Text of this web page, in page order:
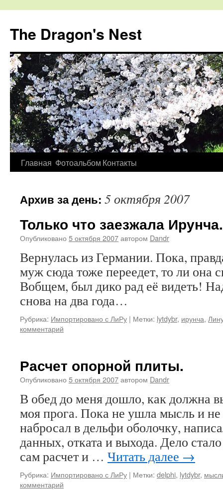
The Dragon's Nest
Перейти
содержимому
Главная Фотоальбом Контакты
Архив за день: 5 октября 2007
Только что заезжала Ирунча.
Опубликовано 5 октября 2007автором Dandr
Вернулась из Германии. Пока,
муж сюда тоже переедет, то ли она
Вобщем, был дико рад её видеть!
снова на два года…
Рубрика: Импортировано с ЛиРу | Метки: lytdybr, ирунча,
комментарий
Расчет опорной плиты.
Опубликовано 5 октября 2007автором Dandr
В обед до меня дошло, как должна
моя прога. Пока не ушла мысль и не
набросал в дельфи оболочку,
данных, отката и выхода. Дело
сам расчет и … Читать далее →
Рубрика: Импортировано с ЛиРу | Метки: delphi, lytdybr,
комментарий